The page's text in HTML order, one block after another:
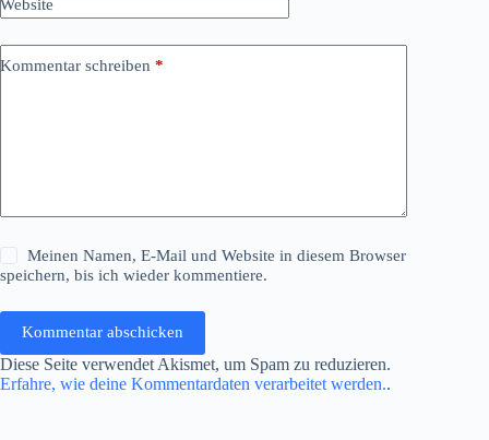
Website
Kommentar schreiben *
Meinen Namen, E-Mail und Website in diesem Browser
speichern, bis ich wieder kommentiere.
Kommentar abschicken
Diese Seite verwendet Akismet, um Spam zu reduzieren.
Erfahre, wie deine Kommentardaten verarbeitet werden..